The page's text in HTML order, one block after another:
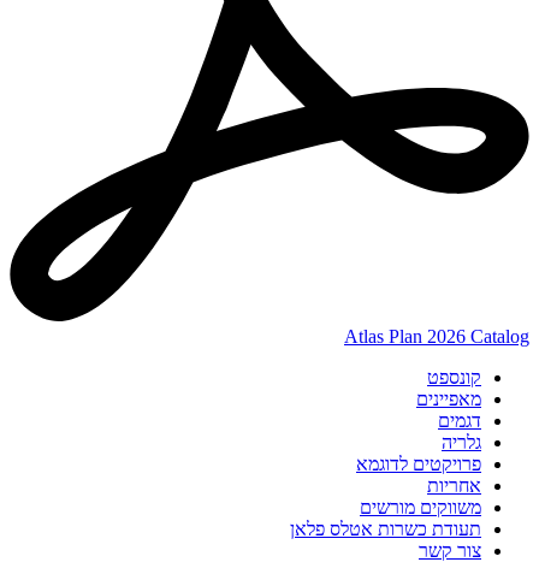
Atlas Plan 2026 Catalog
קונספט
מאפיינים
דגמים
גלריה
פרויקטים לדוגמא
אחריות
משווקים מורשים
תעודת כשרות אטלס פלאן
צור קשר